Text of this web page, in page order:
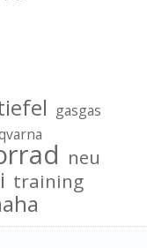
gasgas
neu
training